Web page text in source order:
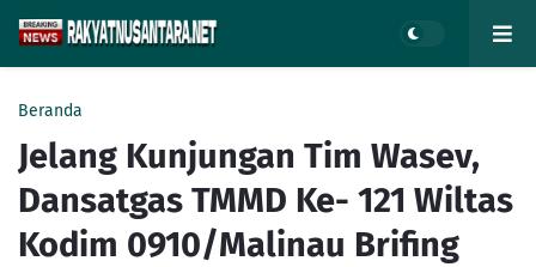
Beranda
Jelang Kunjungan Tim Wasev,
Dansatgas TMMD Ke- 121 Wiltas
Kodim 0910/Malinau Brifing